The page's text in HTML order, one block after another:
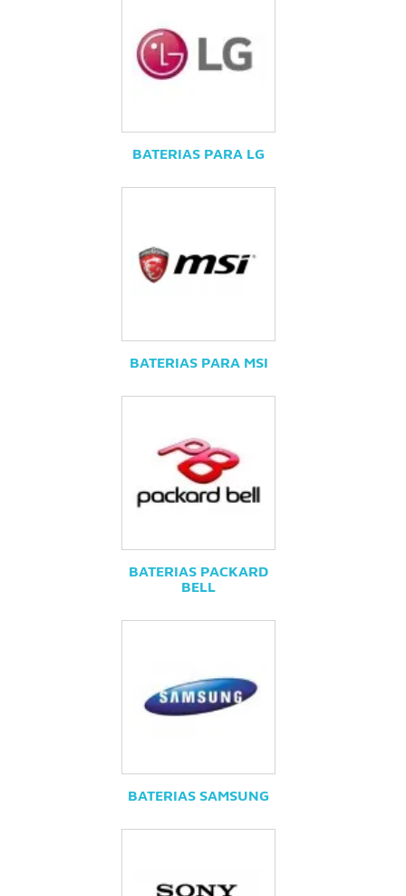
BATERIAS PARA LG
BATERIAS PARA MSI
BATERIAS PACKARD
BELL
BATERIAS SAMSUNG